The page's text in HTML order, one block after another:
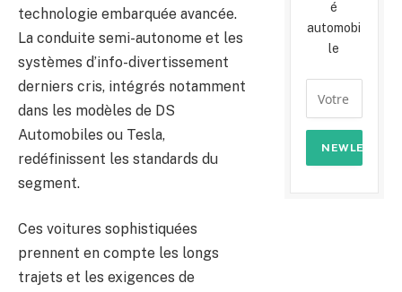
technologie embarquée avancée.
La conduite semi-autonome et les
systèmes d’info-divertissement
derniers cris, intégrés notamment
dans les modèles de DS
Automobiles ou Tesla,
redéfinissent les standards du
segment.
Ces voitures sophistiquées
prennent en compte les longs
trajets et les exigences de
é
automobi
le